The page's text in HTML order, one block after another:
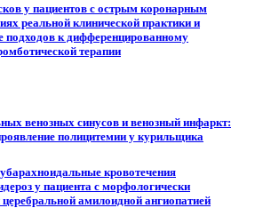
у пациентов с острым коронарным
реальной клинической практики и
подходов к дифференцированному
терапии
венозных синусов и венозный инфаркт:
полицитемии у курильщика
кровотечения
у пациента с морфологически
амилоидной ангиопатией